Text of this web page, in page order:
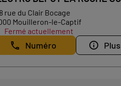
rue du Clair Bocage
Mouilleron-le-Captif
Fermé actuellement
Numéro